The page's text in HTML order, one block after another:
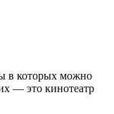
в которых можно
— это кинотеатр